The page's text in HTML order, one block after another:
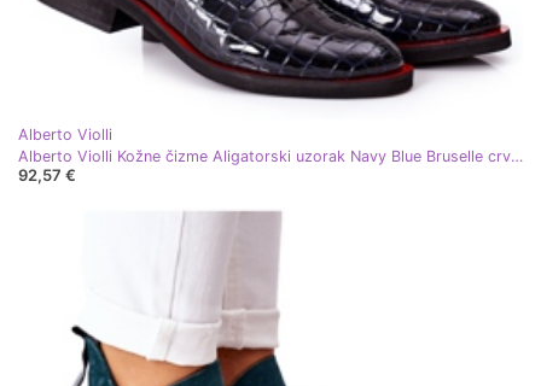
Alberto Violli
Alberto Violli Kožne čizme Aligatorski uzorak Navy Blue Bruselle crvena tamnoplava
92,57 €